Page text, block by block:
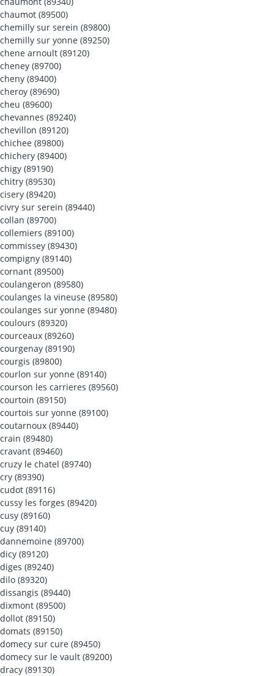
chaumot (89500)
chemilly sur serein (89800)
chemilly sur yonne (89250)
chene arnoult (89120)
cheney (89700)
cheny (89400)
cheroy (89690)
cheu (89600)
chevannes (89240)
chevillon (89120)
chichee (89800)
chichery (89400)
chigy (89190)
chitry (89530)
cisery (89420)
civry sur serein (89440)
collan (89700)
collemiers (89100)
commissey (89430)
compigny (89140)
cornant (89500)
coulangeron (89580)
coulanges la vineuse (89580)
coulanges sur yonne (89480)
coulours (89320)
courceaux (89260)
courgenay (89190)
courgis (89800)
courlon sur yonne (89140)
courson les carrieres (89560)
courtoin (89150)
courtois sur yonne (89100)
coutarnoux (89440)
crain (89480)
cravant (89460)
cruzy le chatel (89740)
cry (89390)
cudot (89116)
cussy les forges (89420)
cusy (89160)
cuy (89140)
dannemoine (89700)
dicy (89120)
diges (89240)
dilo (89320)
dissangis (89440)
dixmont (89500)
dollot (89150)
domats (89150)
domecy sur cure (89450)
domecy sur le vault (89200)
dracy (89130)